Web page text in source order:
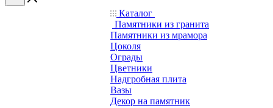
Каталог
Памятники из гранита
Памятники из мрамора
Цоколя
Ограды
Цветники
Надгробная плита
Вазы
Декор на памятник